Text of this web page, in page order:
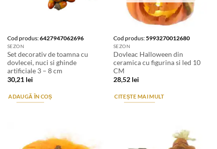
Cod produs:6427947062696
SEZON
Set decorativ de toamna cu
dovlecei, nuci si ghinde
artificiale 3 – 8 cm
30,21 lei
ADAUGĂ ÎN COȘ
Cod produs:5993270012680
SEZON
Dovleac Halloween din
ceramica cu figurina si led 10
CM
28,52 lei
CITEȘTE MAI MULT